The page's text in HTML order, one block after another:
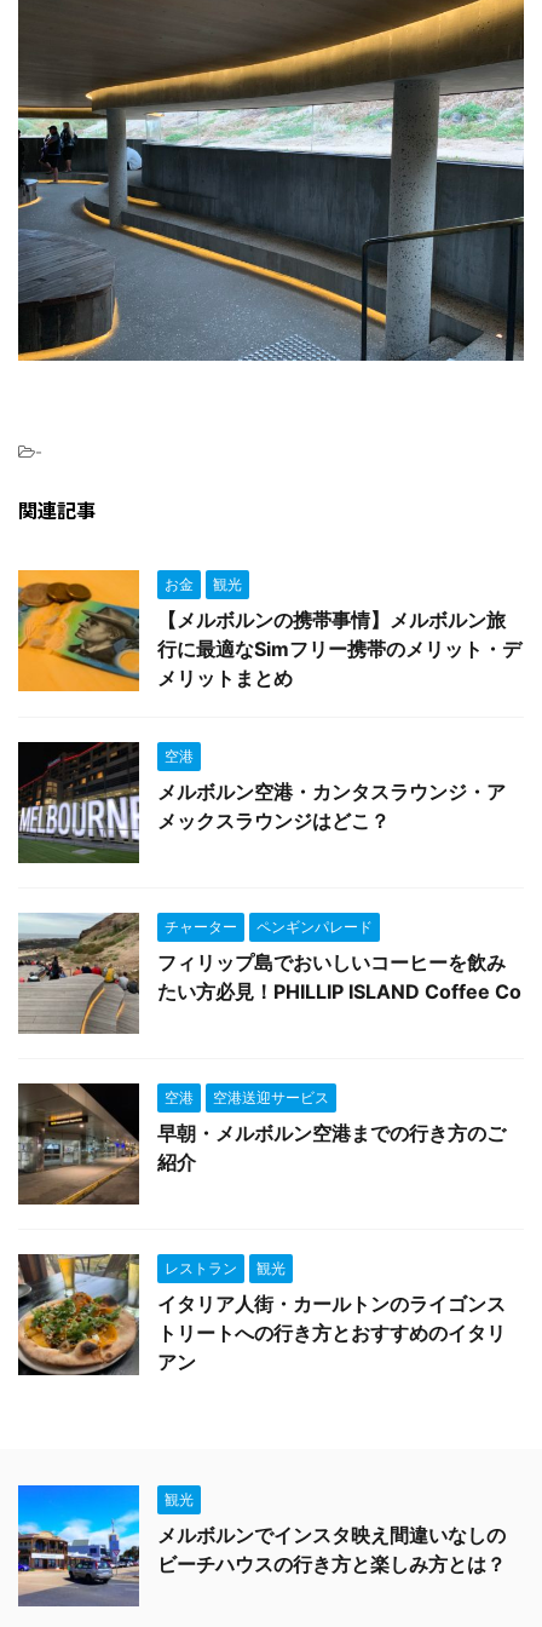
-
関連記事
お金 観光
【メルボルンの携帯事情】メルボルン旅
行に最適なSimフリー携帯のメリット・デ
メリットまとめ
空港
メルボルン空港・カンタスラウンジ・ア
メックスラウンジはどこ？
チャーター ペンギンパレード
フィリップ島でおいしいコーヒーを飲み
たい方必見！PHILLIP ISLAND Coffee Co
空港 空港送迎サービス
早朝・メルボルン空港までの行き方のご
紹介
レストラン 観光
イタリア人街・カールトンのライゴンス
トリートへの行き方とおすすめのイタリ
アン
観光
メルボルンでインスタ映え間違いなしの
ビーチハウスの行き方と楽しみ方とは？